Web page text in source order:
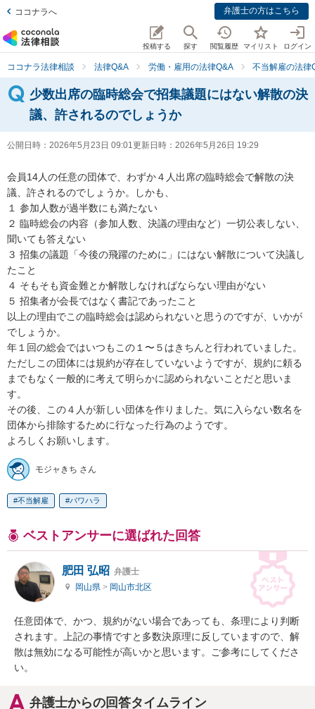
ココナラへ 弁護士の方はこちら
投稿する 探す 閲覧履歴 マイリスト ログイン
ココナラ法律相談 法律Q&A 労働・雇用の法律Q&A 不当解雇の法律
少数出席の臨時総会で招集議題にはない解散の決
議、許されるのでしょうか
公開日時： 2026年5月23日 09:01更新日時： 2026年5月26日 19:29
会員14人の任意の団体で、わずか４人出席の臨時総会で解散の決
議、許されるのでしょうか。しかも、
１ 参加人数が過半数にも満たない
２ 臨時総会の内容（参加人数、決議の理由など）一切公表しない、
聞いても答えない
３ 招集の議題「今後の飛躍のために」にはない解散について決議し
たこと
４ そもそも資金難とか解散しなければならない理由がない
５ 招集者が会長ではなく書記であったこと
以上の理由でこの臨時総会は認められないと思うのですが、いかが
でしょうか。
年１回の総会ではいつもこの１〜５はきちんと行われていました。
ただしこの団体には規約が存在していないようですが、規約に頼る
までもなく一般的に考えて明らかに認められないことだと思いま
す。
その後、この４人が新しい団体を作りました。気に入らない数名を
団体から排除するために行なった行為のようです。
よろしくお願いします。
モジャきち さん
不当解雇 パワハラ
ベストアンサーに選ばれた回答
肥田 弘昭 弁護士
岡山県 > 岡山市北区
任意団体で、かつ、規約がない場合であっても、条理により判断
されます。上記の事情ですと多数決原理に反していますので、解
散は無効になる可能性が高いかと思います。ご参考にしてくださ
い。
弁護士からの回答タイムライン